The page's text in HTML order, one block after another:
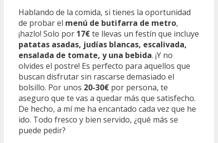
Hablando de la comida, si tienes la oportunidad
de probar el menú de butifarra de metro,
¡hazlo! Solo por 17€te llevas un festín que incluye
patatas asadas, judías blancas, escalivada,
ensalada de tomate, y una bebida. ¡Y no
olvides el postre! Es perfecto para aquellos que
buscan disfrutar sin rascarse demasiado el
bolsillo. Por unos 20-30€ por persona, te
aseguro que te vas a quedar más que satisfecho.
De hecho, a mí me ha encantado cada vez que he
ido. Todo fresco y bien servido, ¿qué más se
puede pedir?